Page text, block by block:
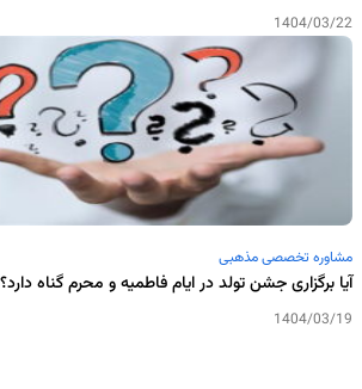
1404/03/22
مشاوره تخصصی مذهبی
آیا برگزاری جشن تولد در ایام فاطمیه و محرم گناه
1404/03/19